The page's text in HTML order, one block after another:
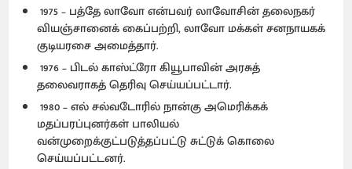
1975 – பத்தே லாவோ என்பவர் லாவோசின் தலைநகர்
வியஞ்சானைக் கைப்பற்றி, லாவோ மக்கள் சனநாயகக்
குடியரசை அமைத்தார்.
1976 – பிடல் காஸ்ட்ரோ கியூபாவின் அரசுத்
தலைவராகத் தெரிவு செய்யப்பட்டார்.
1980 – எல் சல்வடோரில் நான்கு அமெரிக்கக்
மதப்பரப்புனர்கள் பாலியல்
வன்முறைக்குட்படுத்தப்பட்டு சுட்டுக் கொலை
செய்யப்பட்டனர்.